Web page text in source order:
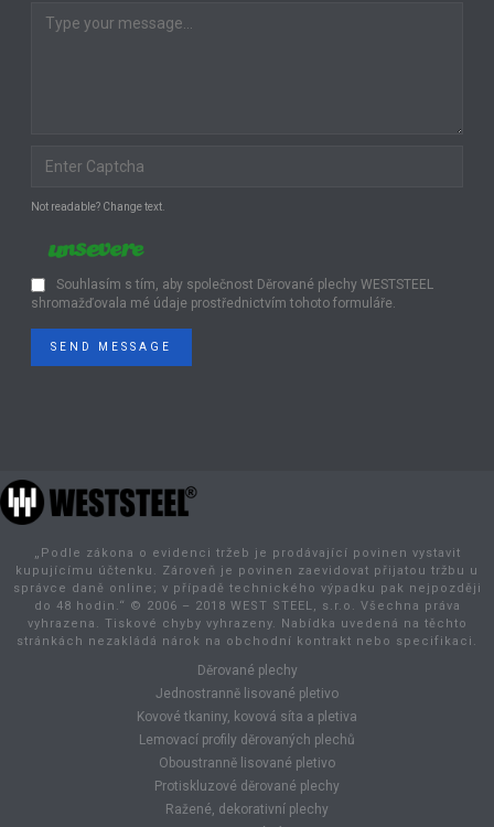
Not readable? Change text.
Souhlasím s tím, aby společnost Děrované plechy WESTSTEEL
shromažďovala mé údaje prostřednictvím tohoto formuláře.
SEND MESSAGE
„Podle zákona o evidenci tržeb je prodávající povinen vystavit
kupujícímu účtenku. Zároveň je povinen zaevidovat přijatou tržbu u
správce daně online; v případě technického výpadku pak nejpozději
do 48 hodin.“ © 2006 – 2018 WEST STEEL, s.r.o. Všechna práva
vyhrazena. Tiskové chyby vyhrazeny. Nabídka uvedená na těchto
stránkách nezakládá nárok na obchodní kontrakt nebo specifikaci.
Děrované plechy
Jednostranně lisované pletivo
Kovové tkaniny, kovová síta a pletiva
Lemovací profily děrovaných plechů
Oboustranně lisované pletivo
Protiskluzové děrované plechy
Ražené, dekorativní plechy